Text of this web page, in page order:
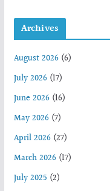
Archives
August 2026(6)
July 2026(17)
June 2026(16)
May 2026(7)
April 2026(27)
March 2026(17)
July 2025 (2)